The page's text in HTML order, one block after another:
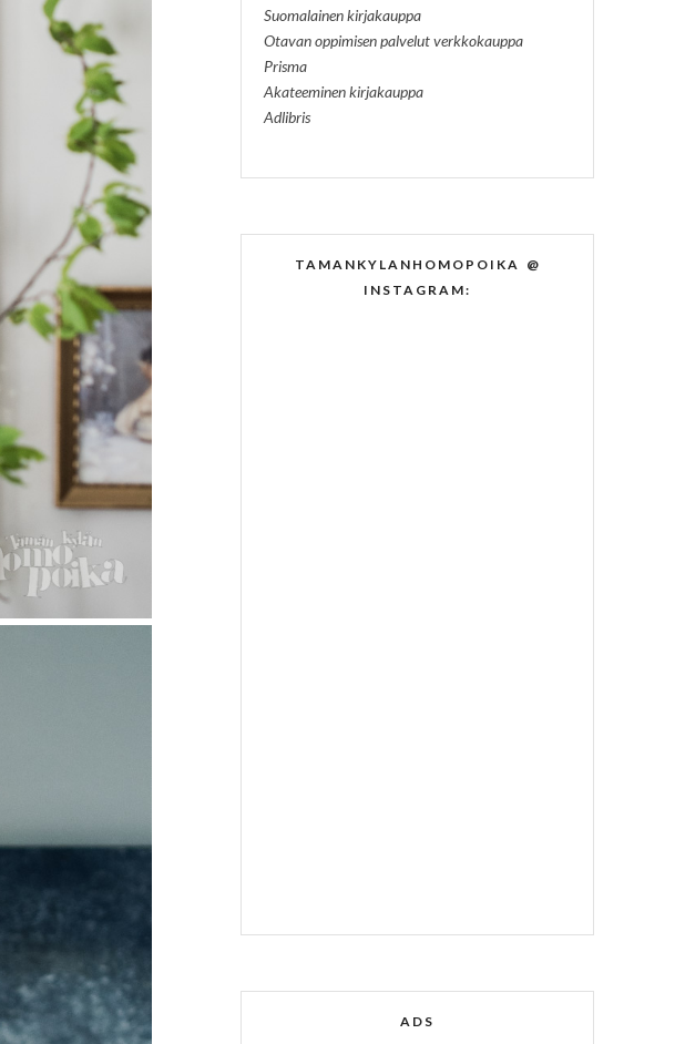
Suomalainen kirjakauppa
Otavan oppimisen palvelut verkkokauppa
Prisma
Akateeminen kirjakauppa
Adlibris
TAMANKYLANHOMOPOIKA @
INSTAGRAM:
ADS